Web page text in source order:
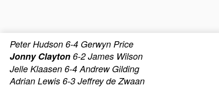
Peter Hudson 6-4 Gerwyn Price
Jonny Clayton 6-2 James Wilson
Jelle Klaasen 6-4 Andrew Gilding
Adrian Lewis 6-3 Jeffrey de Zwaan